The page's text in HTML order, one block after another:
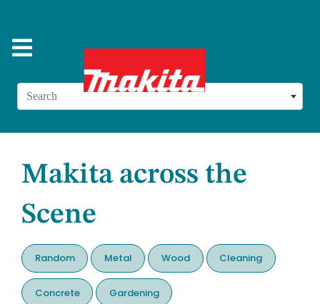
Search
Makita across the
Scene
Random Metal Wood Cleaning
Concrete Gardening